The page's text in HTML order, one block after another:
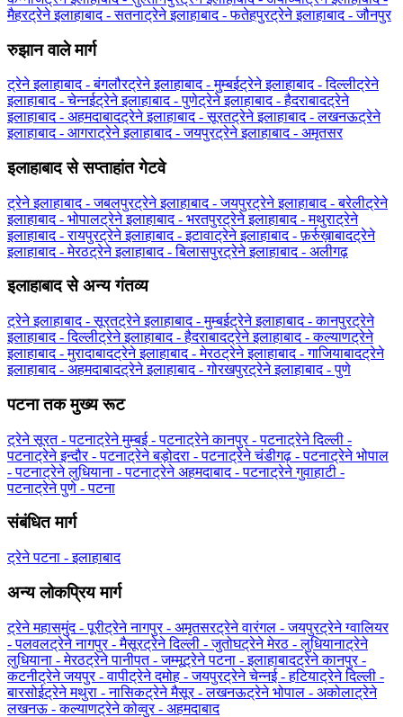
मैहरट्रेने इलाहाबाद - सतनाट्रेने इलाहाबाद - फतेहपुरट्रेने इलाहाबाद - जौनपुर
रुझान वाले मार्ग
ट्रेने इलाहाबाद - बंगलौरट्रेने इलाहाबाद - मुम्बईट्रेने इलाहाबाद - दिल्लीट्रेने
इलाहाबाद - चेन्नईट्रेने इलाहाबाद - पुणेट्रेने इलाहाबाद - हैदराबादट्रेने
इलाहाबाद - अहमदाबादट्रेने इलाहाबाद - सूरतट्रेने इलाहाबाद - लखनऊट्रेने
इलाहाबाद - आगराट्रेने इलाहाबाद - जयपुरट्रेने इलाहाबाद - अमृतसर
इलाहाबाद से सप्ताहांत गेटवे
ट्रेने इलाहाबाद - जबलपुरट्रेने इलाहाबाद - जयपुरट्रेने इलाहाबाद - बरेलीट्रेने
इलाहाबाद - भोपालट्रेने इलाहाबाद - भरतपुरट्रेने इलाहाबाद - मथुराट्रेने
इलाहाबाद - रायपुरट्रेने इलाहाबाद - इटावाट्रेने इलाहाबाद - फ़र्रुख़ाबादट्रेने
इलाहाबाद - मेरठट्रेने इलाहाबाद - बिलासपुरट्रेने इलाहाबाद - अलीगढ़
इलाहाबाद से अन्य गंतव्य
ट्रेने इलाहाबाद - सूरतट्रेने इलाहाबाद - मुम्बईट्रेने इलाहाबाद - कानपुरट्रेने
इलाहाबाद - दिल्लीट्रेने इलाहाबाद - हैदराबादट्रेने इलाहाबाद - कल्याणट्रेने
इलाहाबाद - मुरादाबादट्रेने इलाहाबाद - मेरठट्रेने इलाहाबाद - गाजियाबादट्रेने
इलाहाबाद - अहमदाबादट्रेने इलाहाबाद - गोरखपुरट्रेने इलाहाबाद - पुणे
पटना तक मुख्य रूट
ट्रेने सूरत - पटनाट्रेने मुम्बई - पटनाट्रेने कानपुर - पटनाट्रेने दिल्ली -
पटनाट्रेने इन्दौर - पटनाट्रेने बड़ोदरा - पटनाट्रेने चंडीगढ़ - पटनाट्रेने भोपाल
- पटनाट्रेने लुधियाना - पटनाट्रेने अहमदाबाद - पटनाट्रेने गुवाहाटी -
पटनाट्रेने पुणे - पटना
संबंधित मार्ग
ट्रेने पटना - इलाहाबाद
अन्य लोकप्रिय मार्ग
ट्रेने महासमुंद - पूरीट्रेने नागपुर - अमृतसरट्रेने वारंगल - जयपुरट्रेने ग्‍वालियर
- पलवलट्रेने नागपुर - मैसूरट्रेने दिल्ली - जुतोघट्रेने मेरठ - लुधियानाट्रेने
लुधियाना - मेरठट्रेने पानीपत - जम्मूट्रेने पटना - इलाहाबादट्रेने कानपुर -
कटनीट्रेने जयपुर - वापीट्रेने दमोह - जयपुरट्रेने चेन्नई - हटियाट्रेने दिल्ली -
बारसोईट्रेने मथुरा - नासिकट्रेने मैसूर - लखनऊट्रेने भोपाल - अकोलाट्रेने
लखनऊ - कल्याणट्रेने कोव्वुर - अहमदाबाद